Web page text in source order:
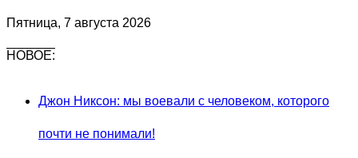
Пятница, 7 августа 2026
НОВОЕ:
Джон Никсон: мы воевали с человеком, которого
почти не понимали!